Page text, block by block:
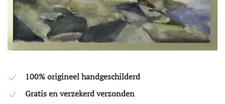
100% origineel handgeschilderd
Gratis en verzekerd verzonden